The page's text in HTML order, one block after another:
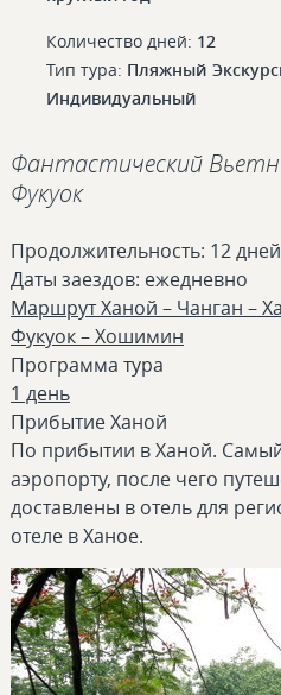
Количество дней: 12
Тип тура: Пляжный
Индивидуальный
Фантастический
Фукуок
Продолжительность: 12
Даты заездов: ежедневно
Маршрут Ханой – Чанган –
Фукуок – Хошимин
Программа тура
1 день
Прибытие Ханой
По прибытии в Ханой.
аэропорту, после чего
доставлены в отель для
отеле в Ханое.